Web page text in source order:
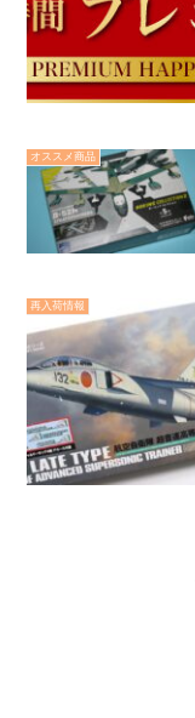
オススメ商品
再入荷情報